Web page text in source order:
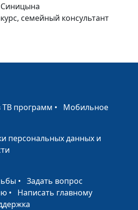
Юлия Синицына, Лидия
Нейкурс, семейный
Василий Половинко,
Ирина Кириченко,
магистр богословия
священнослужитель,
магистр богословия
семейный консультант
ТВ программ • Мобильное
персональных данных и
• Задать вопрос
• Написать главному